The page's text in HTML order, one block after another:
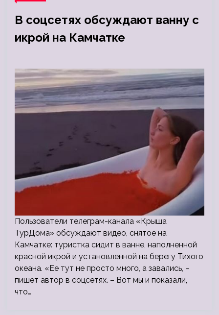
В соцсетях обсуждают ванну с
икрой на Камчатке
Пользователи телеграм-канала «Крыша
ТурДома» обсуждают видео, снятое на
Камчатке: туристка сидит в ванне, наполненной
красной икрой и установленной на берегу Тихого
океана. «Ее тут не просто много, а завались, –
пишет автор в соцсетях. – Вот мы и показали,
что…